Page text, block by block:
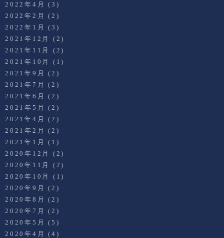
2022年4月
(3)
2022年2月
(2)
2022年1月
(3)
2021年12月
(2)
2021年11月
(2)
2021年10月
(1)
2021年9月
(2)
2021年7月
(2)
2021年6月
(2)
2021年5月
(2)
2021年4月
(2)
2021年2月
(2)
2021年1月
(1)
2020年12月
(2)
2020年11月
(2)
2020年10月
(1)
2020年9月
(2)
2020年8月
(2)
2020年7月
(2)
2020年5月
(5)
2020年4月
(4)